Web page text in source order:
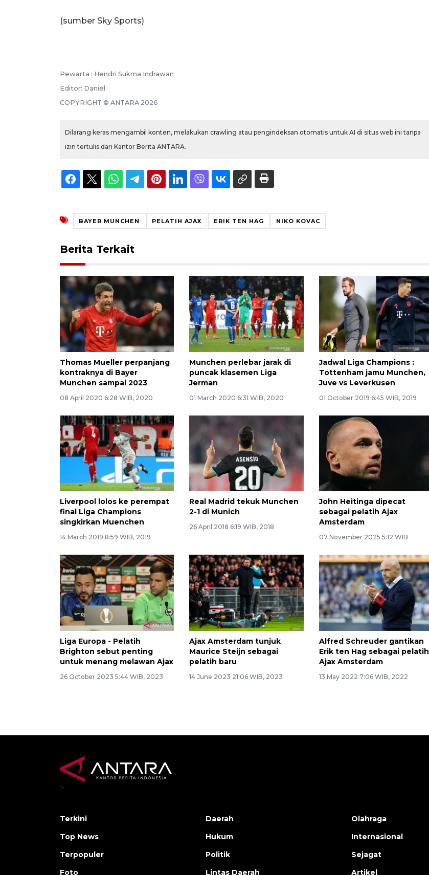
(sumber Sky Sports)
Pewarta : Hendri Sukma Indrawan
Editor: Daniel
COPYRIGHT © ANTARA 2026
Dilarang keras mengambil konten, melakukan crawling atau pengindeksan otomatis untuk AI di situs web ini tanpa
izin tertulis dari Kantor Berita ANTARA.
BAYER MUNCHEN PELATIH AJAX ERIK TEN HAG NIKO KOVAC
Berita Terkait
Thomas Mueller perpanjang
kontraknya di Bayer
Munchen sampai 2023
08 April 2020 6:28 WIB, 2020
Munchen perlebar jarak di
puncak klasemen Liga
Jerman
01 March 2020 6:31 WIB, 2020
Jadwal Liga Champions :
Tottenham jamu Munchen,
Juve vs Leverkusen
01 October 2019 6:45 WIB, 2019
Liverpool lolos ke perempat
final Liga Champions
singkirkan Muenchen
14 March 2019 8:59 WIB, 2019
Real Madrid tekuk Munchen
2-1 di Munich
26 April 2018 6:19 WIB, 2018
John Heitinga dipecat
sebagai pelatih Ajax
Amsterdam
07 November 2025 5:12 WIB
Liga Europa - Pelatih
Brighton sebut penting
untuk menang melawan Ajax
26 October 2023 5:44 WIB, 2023
Ajax Amsterdam tunjuk
Maurice Steijn sebagai
pelatih baru
14 June 2023 21:06 WIB, 2023
Alfred Schreuder gantikan
Erik ten Hag sebagai pelatih
Ajax Amsterdam
13 May 2022 7:06 WIB, 2022
FOTO - Kirab memperingati
>
Terkini
Top News
Terpopuler
Foto
Daerah
Hukum
Politik
Lintas Daerah
Olahraga
Internasional
Sejagat
Artikel